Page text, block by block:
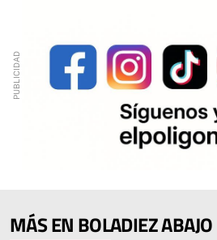
MÁS EN BOLADIEZ ABAJO